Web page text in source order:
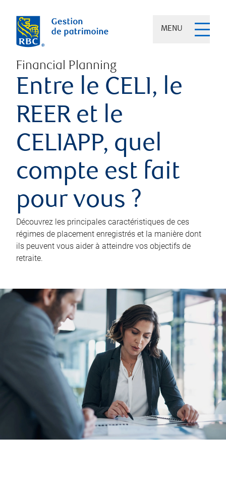
MENU
Financial Planning
Entre le CELI, le
REER et le
CELIAPP, quel
compte est fait
pour vous ?
Découvrez les principales caractéristiques de ces
régimes de placement enregistrés et la manière dont
ils peuvent vous aider à atteindre vos objectifs de
retraite.